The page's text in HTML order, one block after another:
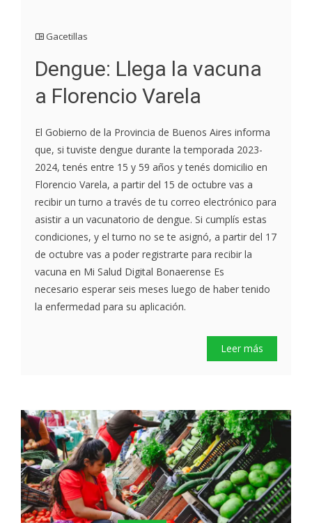
Gacetillas
Dengue: Llega la vacuna
a Florencio Varela
El Gobierno de la Provincia de Buenos Aires informa
que, si tuviste dengue durante la temporada 2023-
2024, tenés entre 15 y 59 años y tenés domicilio en
Florencio Varela, a partir del 15 de octubre vas a
recibir un turno a través de tu correo electrónico para
asistir a un vacunatorio de dengue. Si cumplís estas
condiciones, y el turno no se te asignó, a partir del 17
de octubre vas a poder registrarte para recibir la
vacuna en Mi Salud Digital Bonaerense Es
necesario esperar seis meses luego de haber tenido
la enfermedad para su aplicación.
Leer más